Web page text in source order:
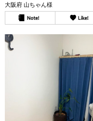
大阪府 山ちゃん様